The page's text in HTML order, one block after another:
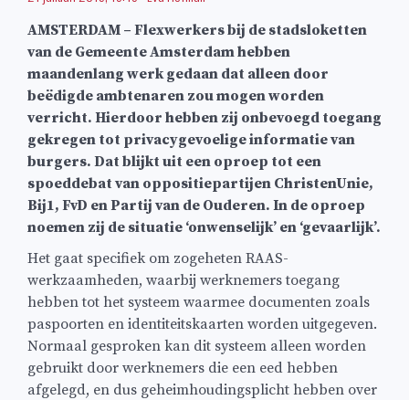
AMSTERDAM – Flexwerkers bij de stadsloketten
van de Gemeente Amsterdam hebben
maandenlang werk gedaan dat alleen door
beëdigde ambtenaren zou mogen worden
verricht. Hierdoor hebben zij onbevoegd toegang
gekregen tot privacygevoelige informatie van
burgers. Dat blijkt uit een oproep tot een
spoeddebat van oppositiepartijen ChristenUnie,
Bij1, FvD en Partij van de Ouderen. In de oproep
noemen zij de situatie ‘onwenselijk’ en ‘gevaarlijk’.
Het gaat specifiek om zogeheten RAAS-
werkzaamheden, waarbij werknemers toegang
hebben tot het systeem waarmee documenten zoals
paspoorten en identiteitskaarten worden uitgegeven.
Normaal gesproken kan dit systeem alleen worden
gebruikt door werknemers die een eed hebben
afgelegd, en dus geheimhoudingsplicht hebben over